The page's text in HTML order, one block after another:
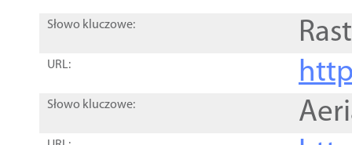
Słowo kluczowe:
URL:
Słowo kluczowe: